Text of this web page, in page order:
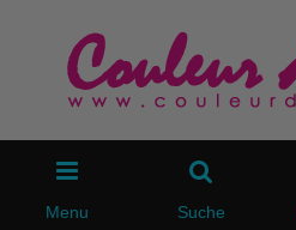
Menu Suche